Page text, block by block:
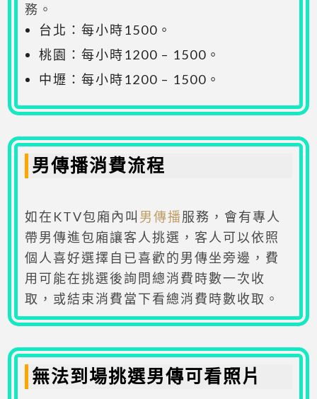
務。
台北：每小時1500。
桃園：每小時1200 – 1500。
中壢：每小時1200 – 1500。
男傳播消費流程
如在KTV包廂內叫 男傳播服務，會有專人
帶男傳進包廂讓客人挑選，客人可以依照
個人喜好選擇自已喜歡的男傳坐旁邊，費
用可能在挑選後詢問總消費時數一次收
取，或結束消費當下看總消費時數收取。
無法到場挑選男傳可看照片